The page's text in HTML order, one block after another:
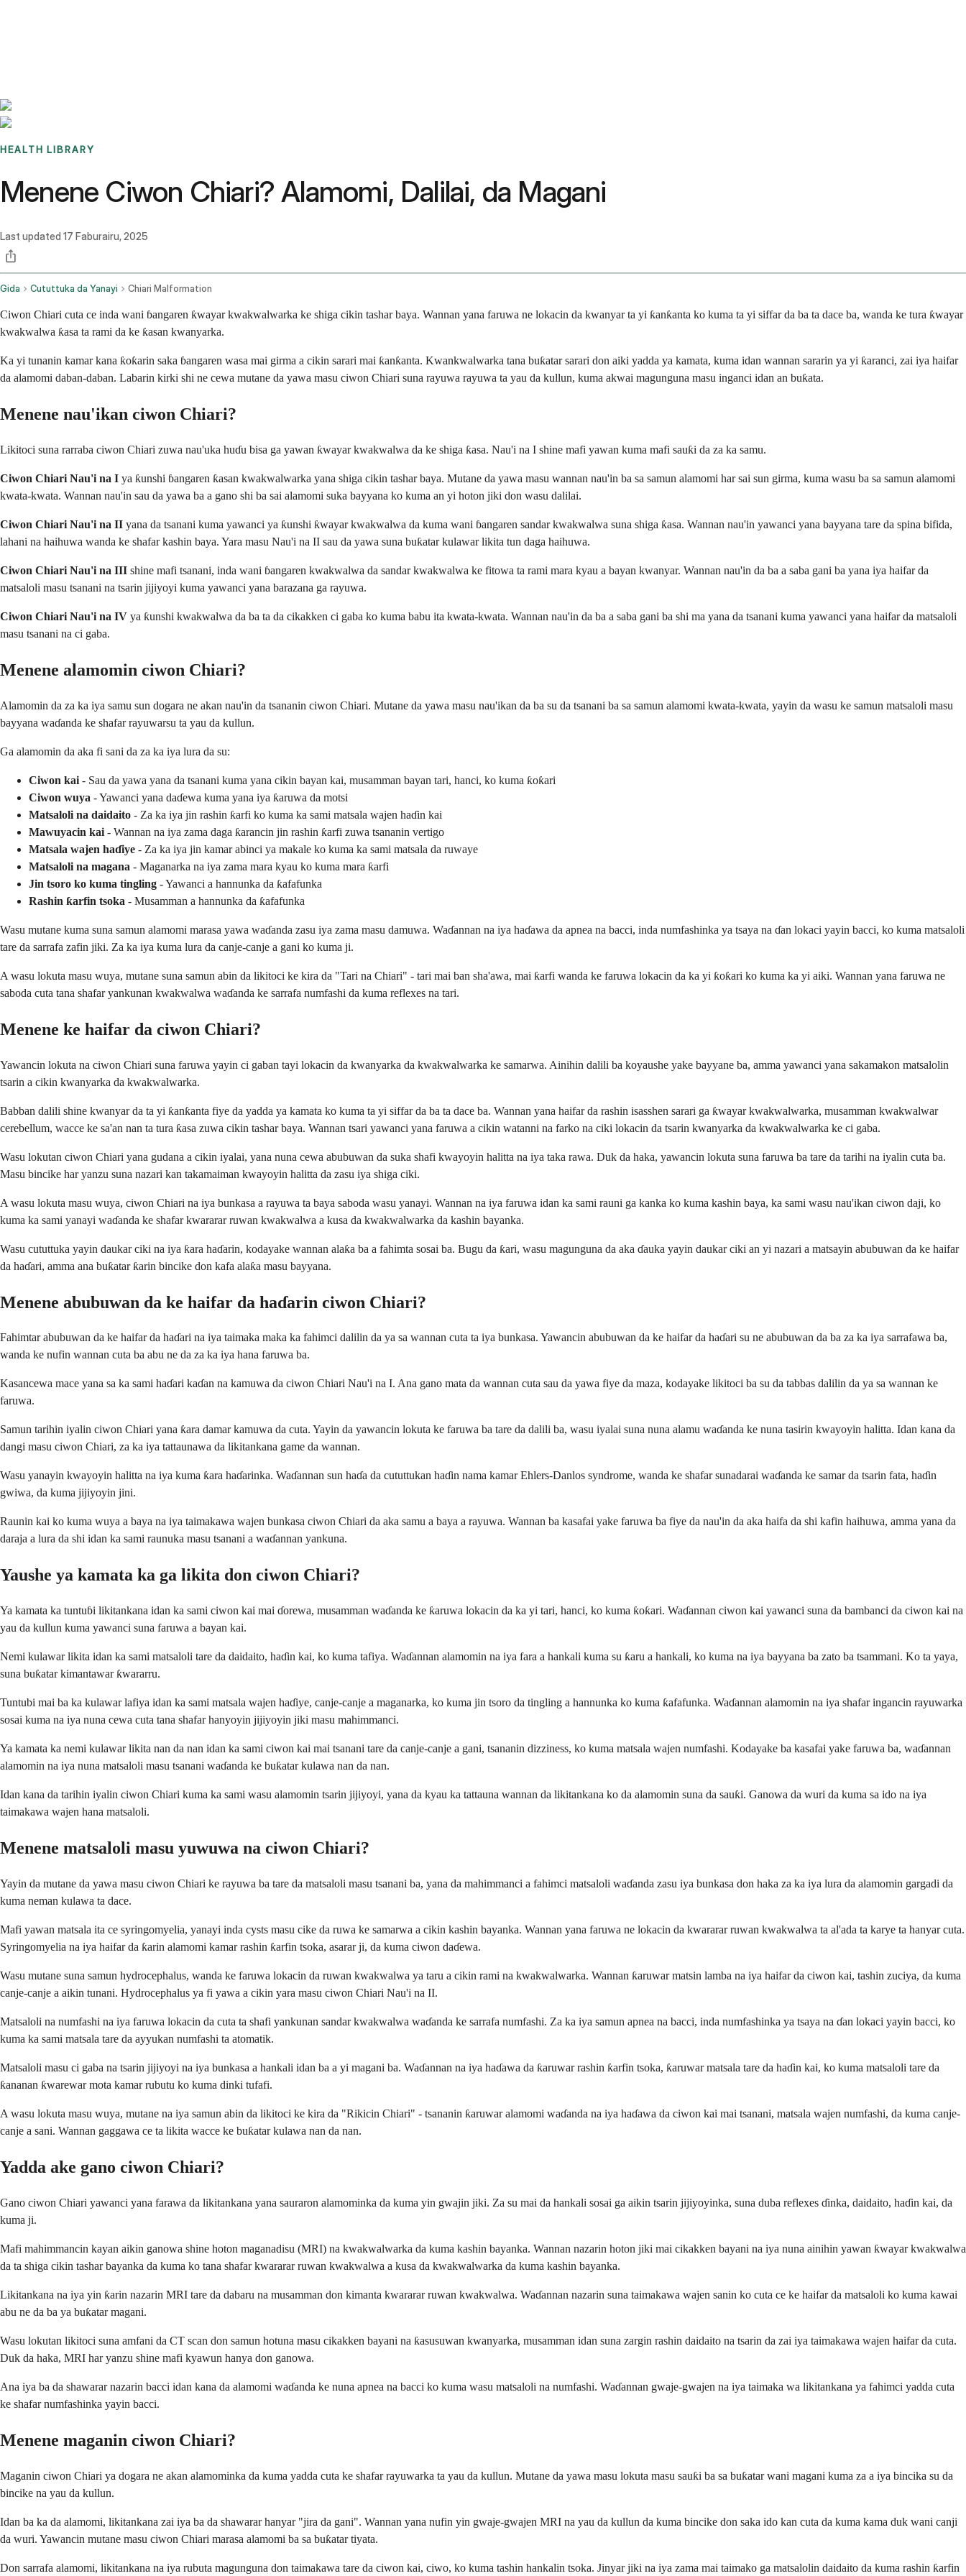
HEALTH LIBRARY
Menene Ciwon Chiari? Alamomi, Dalilai, da Magani
Last updated 17 Faburairu, 2025
Gida Cututtuka da Yanayi Chiari Malformation
Ciwon Chiari cuta ce inda wani ɓangaren ƙwayar kwakwalwarka ke shiga cikin tashar baya. Wannan yana faruwa ne lokacin da kwanyar ta yi ƙanƙanta ko kuma ta yi siffar da ba ta dace ba, wanda ke tura ƙwayar
kwakwalwa ƙasa ta rami da ke ƙasan kwanyarka.
Ka yi tunanin kamar kana ƙoƙarin saka ɓangaren wasa mai girma a cikin sarari mai ƙanƙanta. Kwankwalwarka tana buƙatar sarari don aiki yadda ya kamata, kuma idan wannan sararin ya yi ƙaranci, zai iya haifar
da alamomi daban-daban. Labarin kirki shi ne cewa mutane da yawa masu ciwon Chiari suna rayuwa rayuwa ta yau da kullun, kuma akwai magunguna masu inganci idan an buƙata.
Menene nau'ikan ciwon Chiari?
Likitoci suna rarraba ciwon Chiari zuwa nau'uka huɗu bisa ga yawan ƙwayar kwakwalwa da ke shiga ƙasa. Nau'i na I shine mafi yawan kuma mafi sauƙi da za ka samu.
Ciwon Chiari Nau'i na I ya ƙunshi ɓangaren ƙasan kwakwalwarka yana shiga cikin tashar baya. Mutane da yawa masu wannan nau'in ba sa samun alamomi har sai sun girma, kuma wasu ba sa samun alamomi
kwata-kwata. Wannan nau'in sau da yawa ba a gano shi ba sai alamomi suka bayyana ko kuma an yi hoton jiki don wasu dalilai.
Ciwon Chiari Nau'i na II yana da tsanani kuma yawanci ya ƙunshi ƙwayar kwakwalwa da kuma wani ɓangaren sandar kwakwalwa suna shiga ƙasa. Wannan nau'in yawanci yana bayyana tare da spina bifida,
lahani na haihuwa wanda ke shafar kashin baya. Yara masu Nau'i na II sau da yawa suna buƙatar kulawar likita tun daga haihuwa.
Ciwon Chiari Nau'i na III shine mafi tsanani, inda wani ɓangaren kwakwalwa da sandar kwakwalwa ke fitowa ta rami mara kyau a bayan kwanyar. Wannan nau'in da ba a saba gani ba yana iya haifar da
matsaloli masu tsanani na tsarin jijiyoyi kuma yawanci yana barazana ga rayuwa.
Ciwon Chiari Nau'i na IV ya ƙunshi kwakwalwa da ba ta da cikakken ci gaba ko kuma babu ita kwata-kwata. Wannan nau'in da ba a saba gani ba shi ma yana da tsanani kuma yawanci yana haifar da matsaloli
masu tsanani na ci gaba.
Menene alamomin ciwon Chiari?
Alamomin da za ka iya samu sun dogara ne akan nau'in da tsananin ciwon Chiari. Mutane da yawa masu nau'ikan da ba su da tsanani ba sa samun alamomi kwata-kwata, yayin da wasu ke samun matsaloli masu
bayyana waɗanda ke shafar rayuwarsu ta yau da kullun.
Ga alamomin da aka fi sani da za ka iya lura da su:
Ciwon kai - Sau da yawa yana da tsanani kuma yana cikin bayan kai, musamman bayan tari, hanci, ko kuma ƙoƙari
Ciwon wuya - Yawanci yana daɗewa kuma yana iya ƙaruwa da motsi
Matsaloli na daidaito - Za ka iya jin rashin ƙarfi ko kuma ka sami matsala wajen haɗin kai
Mawuyacin kai - Wannan na iya zama daga ƙarancin jin rashin ƙarfi zuwa tsananin vertigo
Matsala wajen haɗiye - Za ka iya jin kamar abinci ya makale ko kuma ka sami matsala da ruwaye
Matsaloli na magana - Maganarka na iya zama mara kyau ko kuma mara ƙarfi
Jin tsoro ko kuma tingling - Yawanci a hannunka da ƙafafunka
Rashin ƙarfin tsoka - Musamman a hannunka da ƙafafunka
Wasu mutane kuma suna samun alamomi marasa yawa waɗanda zasu iya zama masu damuwa. Waɗannan na iya haɗawa da apnea na bacci, inda numfashinka ya tsaya na ɗan lokaci yayin bacci, ko kuma matsaloli
tare da sarrafa zafin jiki. Za ka iya kuma lura da canje-canje a gani ko kuma ji.
A wasu lokuta masu wuya, mutane suna samun abin da likitoci ke kira da "Tari na Chiari" - tari mai ban sha'awa, mai ƙarfi wanda ke faruwa lokacin da ka yi ƙoƙari ko kuma ka yi aiki. Wannan yana faruwa ne
saboda cuta tana shafar yankunan kwakwalwa waɗanda ke sarrafa numfashi da kuma reflexes na tari.
Menene ke haifar da ciwon Chiari?
Yawancin lokuta na ciwon Chiari suna faruwa yayin ci gaban tayi lokacin da kwanyarka da kwakwalwarka ke samarwa. Ainihin dalili ba koyaushe yake bayyane ba, amma yawanci yana sakamakon matsalolin
tsarin a cikin kwanyarka da kwakwalwarka.
Babban dalili shine kwanyar da ta yi ƙanƙanta fiye da yadda ya kamata ko kuma ta yi siffar da ba ta dace ba. Wannan yana haifar da rashin isasshen sarari ga ƙwayar kwakwalwarka, musamman kwakwalwar
cerebellum, wacce ke sa'an nan ta tura ƙasa zuwa cikin tashar baya. Wannan tsari yawanci yana faruwa a cikin watanni na farko na ciki lokacin da tsarin kwanyarka da kwakwalwarka ke ci gaba.
Wasu lokutan ciwon Chiari yana gudana a cikin iyalai, yana nuna cewa abubuwan da suka shafi kwayoyin halitta na iya taka rawa. Duk da haka, yawancin lokuta suna faruwa ba tare da tarihi na iyalin cuta ba.
Masu bincike har yanzu suna nazari kan takamaiman kwayoyin halitta da zasu iya shiga ciki.
A wasu lokuta masu wuya, ciwon Chiari na iya bunkasa a rayuwa ta baya saboda wasu yanayi. Wannan na iya faruwa idan ka sami rauni ga kanka ko kuma kashin baya, ka sami wasu nau'ikan ciwon daji, ko
kuma ka sami yanayi waɗanda ke shafar kwararar ruwan kwakwalwa a kusa da kwakwalwarka da kashin bayanka.
Wasu cututtuka yayin daukar ciki na iya ƙara haɗarin, kodayake wannan alaƙa ba a fahimta sosai ba. Bugu da ƙari, wasu magunguna da aka ɗauka yayin daukar ciki an yi nazari a matsayin abubuwan da ke haifar
da haɗari, amma ana buƙatar ƙarin bincike don kafa alaƙa masu bayyana.
Menene abubuwan da ke haifar da haɗarin ciwon Chiari?
Fahimtar abubuwan da ke haifar da haɗari na iya taimaka maka ka fahimci dalilin da ya sa wannan cuta ta iya bunkasa. Yawancin abubuwan da ke haifar da haɗari su ne abubuwan da ba za ka iya sarrafawa ba,
wanda ke nufin wannan cuta ba abu ne da za ka iya hana faruwa ba.
Kasancewa mace yana sa ka sami haɗari kaɗan na kamuwa da ciwon Chiari Nau'i na I. Ana gano mata da wannan cuta sau da yawa fiye da maza, kodayake likitoci ba su da tabbas dalilin da ya sa wannan ke
faruwa.
Samun tarihin iyalin ciwon Chiari yana ƙara damar kamuwa da cuta. Yayin da yawancin lokuta ke faruwa ba tare da dalili ba, wasu iyalai suna nuna alamu waɗanda ke nuna tasirin kwayoyin halitta. Idan kana da
dangi masu ciwon Chiari, za ka iya tattaunawa da likitankana game da wannan.
Wasu yanayin kwayoyin halitta na iya kuma ƙara haɗarinka. Waɗannan sun haɗa da cututtukan haɗin nama kamar Ehlers-Danlos syndrome, wanda ke shafar sunadarai waɗanda ke samar da tsarin fata, haɗin
gwiwa, da kuma jijiyoyin jini.
Raunin kai ko kuma wuya a baya na iya taimakawa wajen bunkasa ciwon Chiari da aka samu a baya a rayuwa. Wannan ba kasafai yake faruwa ba fiye da nau'in da aka haifa da shi kafin haihuwa, amma yana da
daraja a lura da shi idan ka sami raunuka masu tsanani a waɗannan yankuna.
Yaushe ya kamata ka ga likita don ciwon Chiari?
Ya kamata ka tuntuɓi likitankana idan ka sami ciwon kai mai ɗorewa, musamman waɗanda ke ƙaruwa lokacin da ka yi tari, hanci, ko kuma ƙoƙari. Waɗannan ciwon kai yawanci suna da bambanci da ciwon kai na
yau da kullun kuma yawanci suna faruwa a bayan kai.
Nemi kulawar likita idan ka sami matsaloli tare da daidaito, haɗin kai, ko kuma tafiya. Waɗannan alamomin na iya fara a hankali kuma su ƙaru a hankali, ko kuma na iya bayyana ba zato ba tsammani. Ko ta yaya,
suna buƙatar kimantawar ƙwararru.
Tuntubi mai ba ka kulawar lafiya idan ka sami matsala wajen haɗiye, canje-canje a maganarka, ko kuma jin tsoro da tingling a hannunka ko kuma ƙafafunka. Waɗannan alamomin na iya shafar ingancin rayuwarka
sosai kuma na iya nuna cewa cuta tana shafar hanyoyin jijiyoyin jiki masu mahimmanci.
Ya kamata ka nemi kulawar likita nan da nan idan ka sami ciwon kai mai tsanani tare da canje-canje a gani, tsananin dizziness, ko kuma matsala wajen numfashi. Kodayake ba kasafai yake faruwa ba, waɗannan
alamomin na iya nuna matsaloli masu tsanani waɗanda ke buƙatar kulawa nan da nan.
Idan kana da tarihin iyalin ciwon Chiari kuma ka sami wasu alamomin tsarin jijiyoyi, yana da kyau ka tattauna wannan da likitankana ko da alamomin suna da sauƙi. Ganowa da wuri da kuma sa ido na iya
taimakawa wajen hana matsaloli.
Menene matsaloli masu yuwuwa na ciwon Chiari?
Yayin da mutane da yawa masu ciwon Chiari ke rayuwa ba tare da matsaloli masu tsanani ba, yana da mahimmanci a fahimci matsaloli waɗanda zasu iya bunkasa don haka za ka iya lura da alamomin gargadi da
kuma neman kulawa ta dace.
Mafi yawan matsala ita ce syringomyelia, yanayi inda cysts masu cike da ruwa ke samarwa a cikin kashin bayanka. Wannan yana faruwa ne lokacin da kwararar ruwan kwakwalwa ta al'ada ta karye ta hanyar cuta.
Syringomyelia na iya haifar da ƙarin alamomi kamar rashin ƙarfin tsoka, asarar ji, da kuma ciwon daɗewa.
Wasu mutane suna samun hydrocephalus, wanda ke faruwa lokacin da ruwan kwakwalwa ya taru a cikin rami na kwakwalwarka. Wannan ƙaruwar matsin lamba na iya haifar da ciwon kai, tashin zuciya, da kuma
canje-canje a aikin tunani. Hydrocephalus ya fi yawa a cikin yara masu ciwon Chiari Nau'i na II.
Matsaloli na numfashi na iya faruwa lokacin da cuta ta shafi yankunan sandar kwakwalwa waɗanda ke sarrafa numfashi. Za ka iya samun apnea na bacci, inda numfashinka ya tsaya na ɗan lokaci yayin bacci, ko
kuma ka sami matsala tare da ayyukan numfashi ta atomatik.
Matsaloli masu ci gaba na tsarin jijiyoyi na iya bunkasa a hankali idan ba a yi magani ba. Waɗannan na iya haɗawa da ƙaruwar rashin ƙarfin tsoka, ƙaruwar matsala tare da haɗin kai, ko kuma matsaloli tare da
ƙananan ƙwarewar mota kamar rubutu ko kuma dinki tufafi.
A wasu lokuta masu wuya, mutane na iya samun abin da likitoci ke kira da "Rikicin Chiari" - tsananin ƙaruwar alamomi waɗanda na iya haɗawa da ciwon kai mai tsanani, matsala wajen numfashi, da kuma canje-
canje a sani. Wannan gaggawa ce ta likita wacce ke buƙatar kulawa nan da nan.
Yadda ake gano ciwon Chiari?
Gano ciwon Chiari yawanci yana farawa da likitankana yana sauraron alamominka da kuma yin gwajin jiki. Za su mai da hankali sosai ga aikin tsarin jijiyoyinka, suna duba reflexes ɗinka, daidaito, haɗin kai, da
kuma ji.
Mafi mahimmancin kayan aikin ganowa shine hoton maganadisu (MRI) na kwakwalwarka da kuma kashin bayanka. Wannan nazarin hoton jiki mai cikakken bayani na iya nuna ainihin yawan ƙwayar kwakwalwa
da ta shiga cikin tashar bayanka da kuma ko tana shafar kwararar ruwan kwakwalwa a kusa da kwakwalwarka da kuma kashin bayanka.
Likitankana na iya yin ƙarin nazarin MRI tare da dabaru na musamman don kimanta kwararar ruwan kwakwalwa. Waɗannan nazarin suna taimakawa wajen sanin ko cuta ce ke haifar da matsaloli ko kuma kawai
abu ne da ba ya buƙatar magani.
Wasu lokutan likitoci suna amfani da CT scan don samun hotuna masu cikakken bayani na ƙasusuwan kwanyarka, musamman idan suna zargin rashin daidaito na tsarin da zai iya taimakawa wajen haifar da cuta.
Duk da haka, MRI har yanzu shine mafi kyawun hanya don ganowa.
Ana iya ba da shawarar nazarin bacci idan kana da alamomi waɗanda ke nuna apnea na bacci ko kuma wasu matsaloli na numfashi. Waɗannan gwaje-gwajen na iya taimaka wa likitankana ya fahimci yadda cuta
ke shafar numfashinka yayin bacci.
Menene maganin ciwon Chiari?
Maganin ciwon Chiari ya dogara ne akan alamominka da kuma yadda cuta ke shafar rayuwarka ta yau da kullun. Mutane da yawa masu lokuta masu sauƙi ba sa buƙatar wani magani kuma za a iya bincika su da
bincike na yau da kullun.
Idan ba ka da alamomi, likitankana zai iya ba da shawarar hanyar "jira da gani". Wannan yana nufin yin gwaje-gwajen MRI na yau da kullun da kuma bincike don saka ido kan cuta da kuma kama duk wani canji
da wuri. Yawancin mutane masu ciwon Chiari marasa alamomi ba sa buƙatar tiyata.
Don sarrafa alamomi, likitankana na iya rubuta magunguna don taimakawa tare da ciwon kai, ciwo, ko kuma tashin hankalin tsoka. Jinyar jiki na iya zama mai taimako ga matsalolin daidaito da kuma rashin ƙarfin